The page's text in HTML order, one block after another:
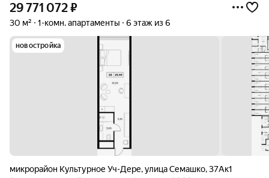
29 771 072₽
30 м² 1-комн. апартаменты 6 этаж из 6
новостройка
микрорайон Культурное Уч-Дере,улица Семашко,37Ак1